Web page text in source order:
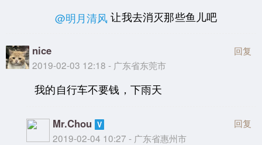
@明月清风 让我去消灭那些鱼儿吧
nice
2019-02-03 12:18 - 广东省东莞市
回复
我的自行车不要钱，下雨天
Mr.Chou
2019-02-04 10:27 - 广东省惠州市
回复